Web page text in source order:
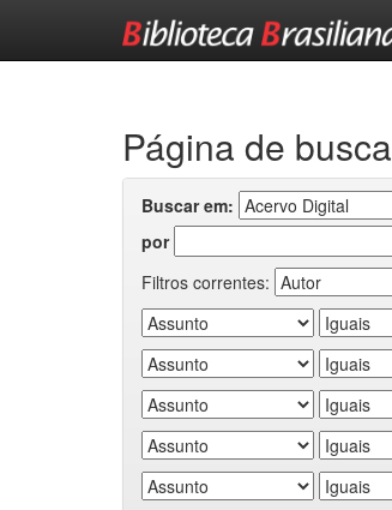
Página de busca
Buscar em:
por
Filtros correntes: